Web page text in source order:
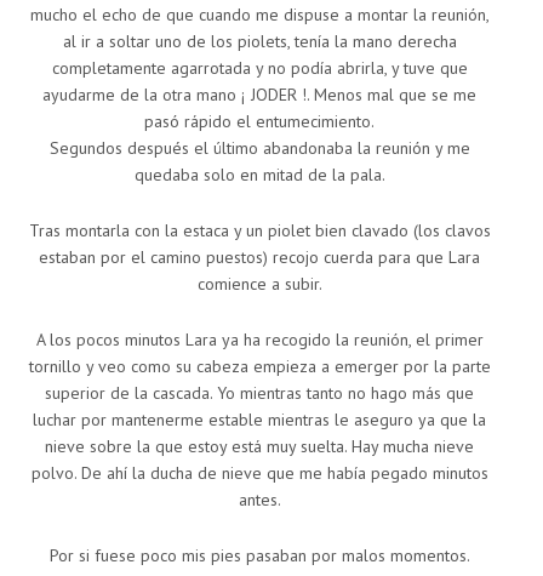
mucho el echo de que cuando me dispuse a montar la reunión,
al ir a soltar uno de los piolets, tenía la mano derecha
completamente agarrotada y no podía abrirla, y tuve que
ayudarme de la otra mano ¡ JODER !. Menos mal que se me
pasó rápido el entumecimiento.
Segundos después el último abandonaba la reunión y me
quedaba solo en mitad de la pala.
Tras montarla con la estaca y un piolet bien clavado (los clavos
estaban por el camino puestos) recojo cuerda para que Lara
comience a subir.
A los pocos minutos Lara ya ha recogido la reunión, el primer
tornillo y veo como su cabeza empieza a emerger por la parte
superior de la cascada. Yo mientras tanto no hago más que
luchar por mantenerme estable mientras le aseguro ya que la
nieve sobre la que estoy está muy suelta. Hay mucha nieve
polvo. De ahí la ducha de nieve que me había pegado minutos
antes.
Por si fuese poco mis pies pasaban por malos momentos.